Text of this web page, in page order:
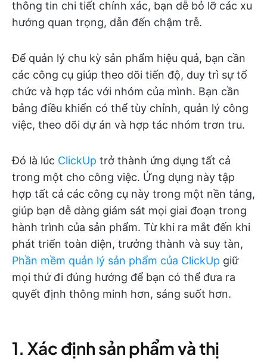
thông tin chi tiết chính xác, bạn dễ bỏ lỡ các xu
hướng quan trọng, dẫn đến chậm trễ.
Để quản lý chu kỳ sản phẩm hiệu quả, bạn cần
các công cụ giúp theo dõi tiến độ, duy trì sự tổ
chức và hợp tác với nhóm của mình. Bạn cần
bảng điều khiển có thể tùy chỉnh, quản lý công
việc, theo dõi dự án và hợp tác nhóm trơn tru.
Đó là lúc ClickUp trở thành ứng dụng tất cả
trong một cho công việc. Ứng dụng này tập
hợp tất cả các công cụ này trong một nền tảng,
giúp bạn dễ dàng giám sát mọi giai đoạn trong
hành trình của sản phẩm. Từ khi ra mắt đến khi
phát triển toàn diện, trưởng thành và suy tàn,
Phần mềm quản lý sản phẩm của ClickUp giữ
mọi thứ đi đúng hướng để bạn có thể đưa ra
quyết định thông minh hơn, sáng suốt hơn.
1. Xác định sản phẩm và thị